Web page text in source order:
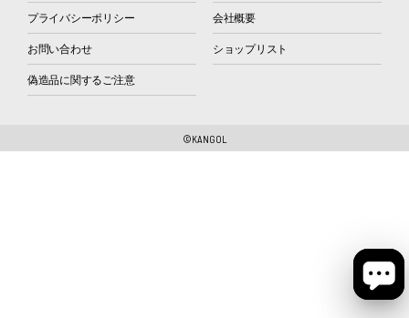
プライバシーポリシー 会社概要
お問い合わせ ショップリスト
偽造品に関するご注意
©KANGOL